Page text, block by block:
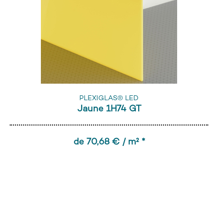
PLEXIGLAS® LED
Jaune 1H74 GT
de 70,68 € / m² *